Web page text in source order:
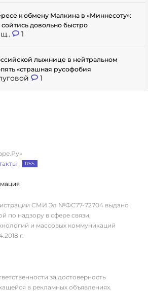
к обмену Малкина в «Миннесоту»:
довольно быстро
1
лыжнице в нейтральном
«страшная русофобия
1
RSS
СМИ Эл №ФС77-72704 выдано
по надзору в сфере связи,
и массовых коммуникаций
г.
за достоверность
в рекламных объявлениях.